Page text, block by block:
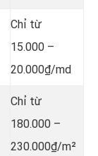
Chỉ từ
15.000 –
20.000₫/md
Chỉ từ
180.000 –
230.000₫/m²